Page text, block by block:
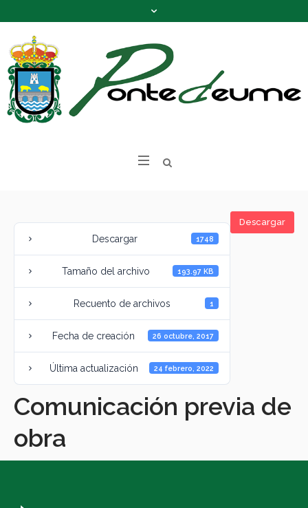
Descargar
Descargar 1748
Tamaño del archivo 193.97 KB
Recuento de archivos 1
Fecha de creación 26 octubre, 2017
Última actualización 24 febrero, 2022
Comunicación previa de
obra